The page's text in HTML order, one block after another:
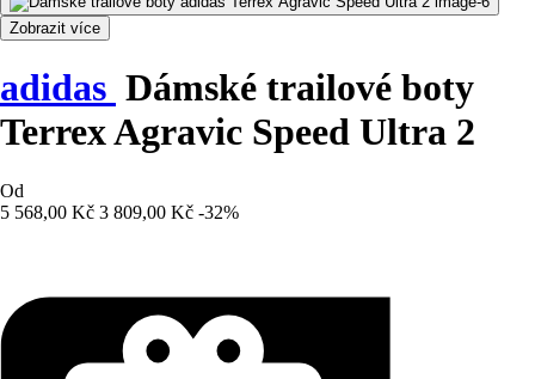
Zobrazit více
adidas Dámské trailové boty
Terrex Agravic Speed Ultra 2
Od
5 568,00 Kč 3 809,00 Kč -32%